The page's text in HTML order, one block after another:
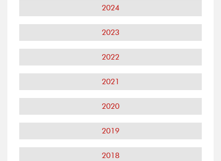
2024
2023
2022
2021
2020
2019
2018